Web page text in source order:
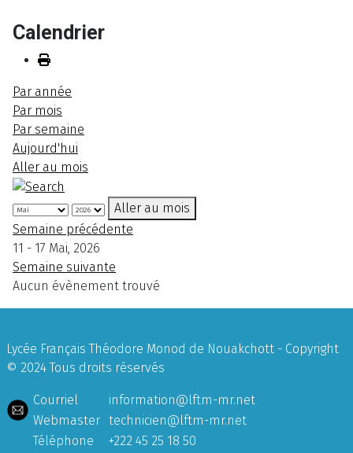
Calendrier
Par année
Par mois
Par semaine
Aujourd'hui
Aller au mois
Aller au mois
Semaine précédente
11 - 17 Mai, 2026
Semaine suivante
Aucun évènement trouvé
Lycée Français Théodore Monod de Nouakchott - Copyright
© 2024 Tous droits réservés
Courriel
information@lftm-mr.net
Webmaster technicien@lftm-mr.net
Téléphone
+222 45 25 18 50